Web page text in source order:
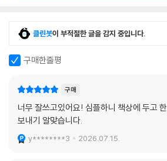
클린봇이 부적절한 글을 감지 중입니다.
구매한줄평
구매
너무 잘쓰고있어요! 심플하니 책상에 두고
보내기 알맞습니다.
y********3 2026.07.15.